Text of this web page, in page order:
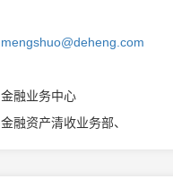
mengshuo@deheng.com
金融业务中心
金融资产清收业务部、